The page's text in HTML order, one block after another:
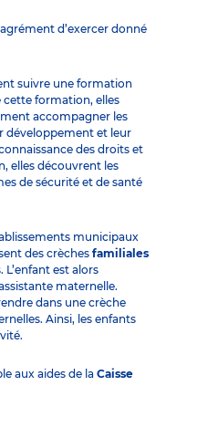
d’exercer donné
suivre une formation
cette formation, elles
accompagner les
développement et leur
des droits et
elles découvrent les
de sécurité et de santé
municipaux
des crèches familiales
est alors
maternelle.
dans une crèche
Ainsi, les enfants
aux aides de la Caisse